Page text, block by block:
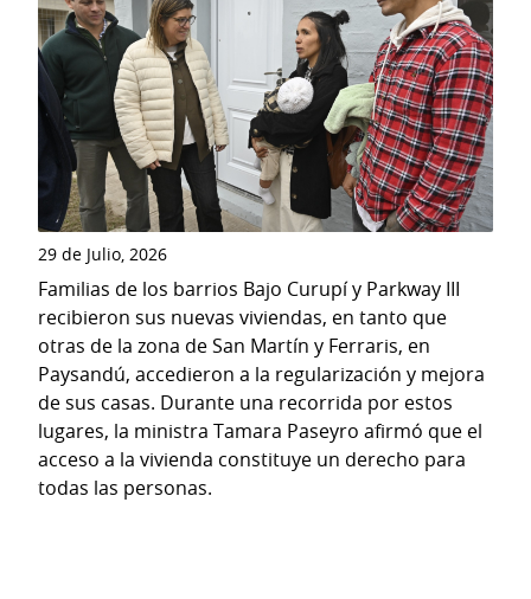
29 de Julio, 2026
Familias de los barrios Bajo Curupí y Parkway III
recibieron sus nuevas viviendas, en tanto que
otras de la zona de San Martín y Ferraris, en
Paysandú, accedieron a la regularización y mejora
de sus casas. Durante una recorrida por estos
lugares, la ministra Tamara Paseyro afirmó que el
acceso a la vivienda constituye un derecho para
todas las personas.